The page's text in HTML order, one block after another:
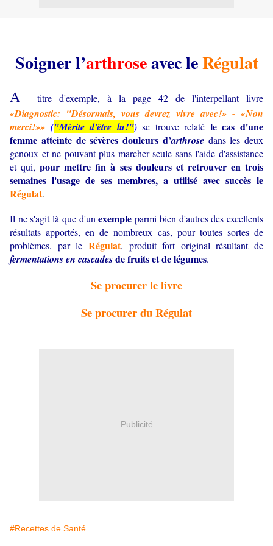
Soigner l’arthroseavec leRégulat
A titre d'exemple, à la page 42 de l'interpellant livre
«Diagnostic: "Désormais, vous devrez vivre avec!» - «Non
merci!»» ("Mérite d'être lu!")se trouve relaté le cas d'une
femme atteinte de sévères douleurs d’arthrosedans les deux
genoux et ne pouvant plus marcher seule sans l'aide d'assistance
et qui,pour mettre fin à ses douleurs et retrouver en trois
semaines l'usage de ses membres, a utilisé avec succès le
Régulat.
Il ne s'agit là que d'unexemple parmi bien d'autres des excellents
résultats apportés, en de nombreux cas, pour toutes sortes de
problèmes, par le Régulat, produit fort original résultant de
fermentations en cascadesde fruits et de légumes.
Se procurer le livre
Se procurer du Régulat
Publicité
#Recettes de Santé